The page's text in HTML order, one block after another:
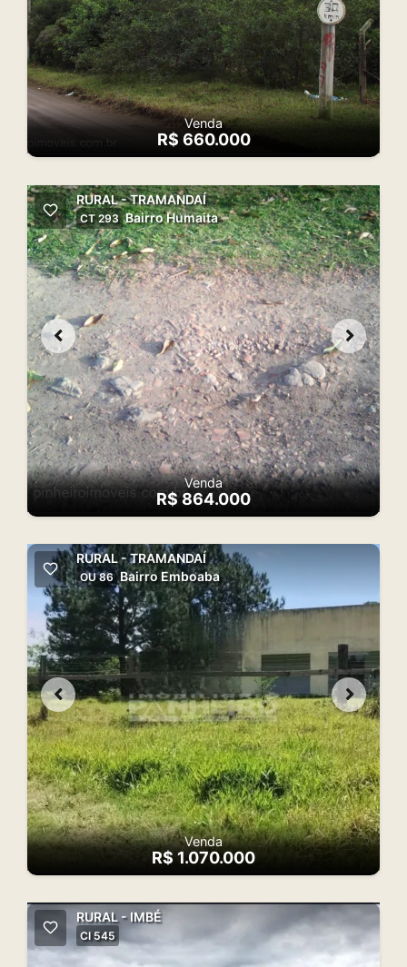
Venda
R$ 660.000
RURAL - TRAMANDAÍ
CT 293 Bairro Humaita
Venda
R$ 864.000
RURAL - TRAMANDAÍ
OU 86 Bairro Emboaba
Venda
R$ 1.070.000
RURAL - IMBÉ
CI 545